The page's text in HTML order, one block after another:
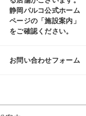
静岡パルコ公式ホーム
ページの「施設案内」
をご確認ください。
お問い合わせフォーム